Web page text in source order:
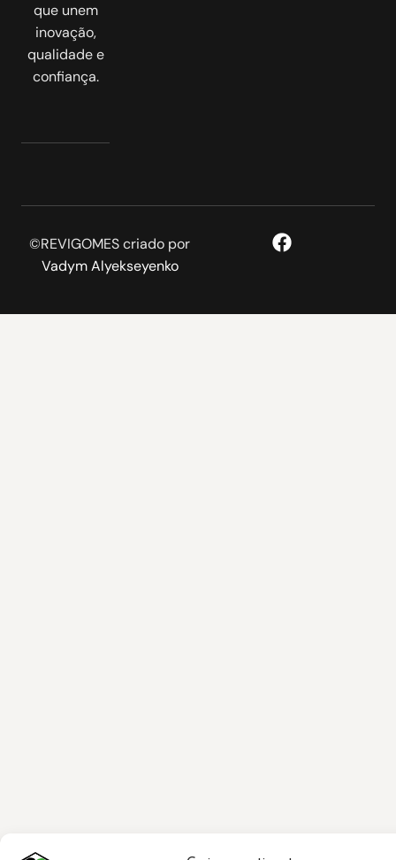
que unem
inovação,
qualidade e
confiança.
©REVIGOMES criado por
Vadym Alyekseyenko